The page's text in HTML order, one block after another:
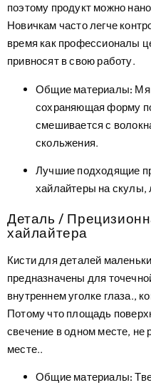
поэтому продукт можно
Новичкам часто легче
время как профессионалы
привносят в свою работу.
Общие материалы:
сохраняющая форму
смешивается с
скольжения.
Лучшие подходящие
хайлайтеры на
Деталь /
хайлайтера
Кисти для деталей
предназначены для
внутреннем уголке глаза.,
Потому что площадь
свечение в одном месте, не
месте..
Общие материалы: